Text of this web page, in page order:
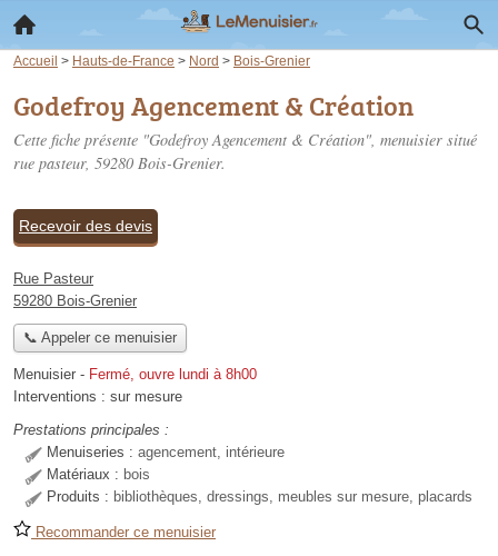
Accueil > Hauts-de-France > Nord > Bois-Grenier
Godefroy Agencement & Création
Cette fiche présente "Godefroy Agencement & Création", menuisier situé
rue pasteur, 59280 Bois-Grenier.
Recevoir des devis
Rue Pasteur
59280 Bois-Grenier
📞 Appeler ce menuisier
Menuisier - Fermé, ouvre lundi à 8h00
Interventions : sur mesure
Prestations principales :
Menuiseries : agencement, intérieure
Matériaux : bois
Produits : bibliothèques, dressings, meubles sur mesure, placards
Recommander ce menuisier